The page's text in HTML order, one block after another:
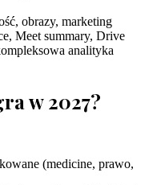
obrazy, marketing
Meet summary, Drive
analityka
w 2027?
(medicine, prawo,